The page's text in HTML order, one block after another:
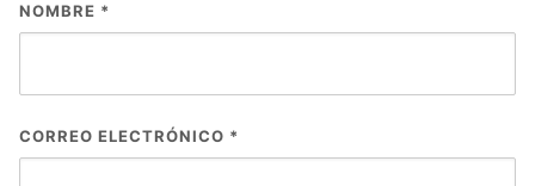
NOMBRE *
CORREO ELECTRÓNICO *